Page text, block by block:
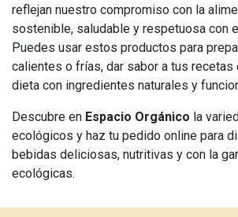
reflejan nuestro compromiso con la
sostenible, saludable y respetuosa con
Puedes usar estos productos para
calientes o frías, dar sabor a tus recetas
dieta con ingredientes naturales y
Descubre en Espacio Orgánico la
ecológicos y haz tu pedido online para
bebidas deliciosas, nutritivas y con la
ecológicas.